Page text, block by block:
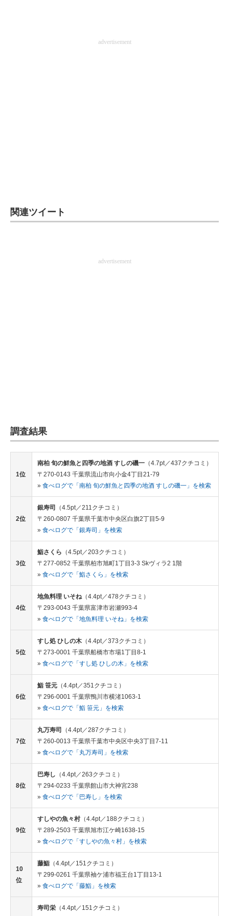
advertisement
関連ツイート
advertisement
調査結果
1位
南柏 旬の鮮魚と四季の地酒 すしの磯一 （4.7pt／437クチコミ）
〒270-0143 千葉県流山市向小金4丁目21-79
» 食べログで「南柏 旬の鮮魚と四季の地酒 すしの磯一」を検索
2位
銀寿司
（4.5pt／211クチコミ）
〒260-0807 千葉県千葉市中央区白旗2丁目5-9
» 食べログで「銀寿司」を検索
3位
鮨さくら （4.5pt／203クチコミ）
〒277-0852 千葉県柏市旭町1丁目3-3 Skヴィラ2 1階
» 食べログで「鮨さくら」を検索
4位
地魚料理 いそね（4.4pt／478クチコミ）
〒293-0043 千葉県富津市岩瀬993-4
» 食べログで「地魚料理 いそね」を検索
5位
すし処 ひしの木 （4.4pt／373クチコミ）
〒273-0001 千葉県船橋市市場1丁目8-1
» 食べログで「すし処 ひしの木」を検索
6位
鮨 笹元 （4.4pt／351クチコミ）
〒296-0001 千葉県鴨川市横渚1063-1
» 食べログで「鮨 笹元」を検索
7位
丸万寿司
（4.4pt／287クチコミ）
〒260-0013 千葉県千葉市中央区中央3丁目7-11
» 食べログで「丸万寿司」を検索
8位
巴寿し （4.4pt／263クチコミ）
〒294-0233 千葉県館山市大神宮238
» 食べログで「巴寿し」を検索
9位
すしやの魚々村（4.4pt／188クチコミ）
〒289-2503 千葉県旭市江ケ崎1638-15
» 食べログで「すしやの魚々村」を検索
10
位
藤鮨 （4.4pt／151クチコミ）
〒299-0261 千葉県袖ケ浦市福王台1丁目13-1
» 食べログで「藤鮨」を検索
寿司栄 （4.4pt／151クチコミ）